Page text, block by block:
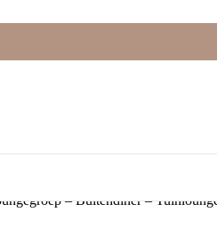
– Buitendiner – Tuinlounge